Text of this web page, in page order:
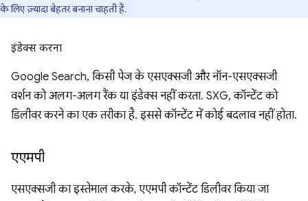
के लिए ज़्यादा बेहतर बनाना चाहती हैं.
इंडेक्स करना
Google Search, किसी पेज के एसएक्सजी और नॉन-एसएक्सजी
वर्शन को अलग-अलग रैंक या इंडेक्स नहीं करता. SXG, कॉन्टेंट को
डिलीवर करने का एक तरीका है. इससे कॉन्टेंट में कोई बदलाव नहीं होता.
एएमपी
एसएक्सजी का इस्तेमाल करके, एएमपी कॉन्टेंट डिलीवर किया जा